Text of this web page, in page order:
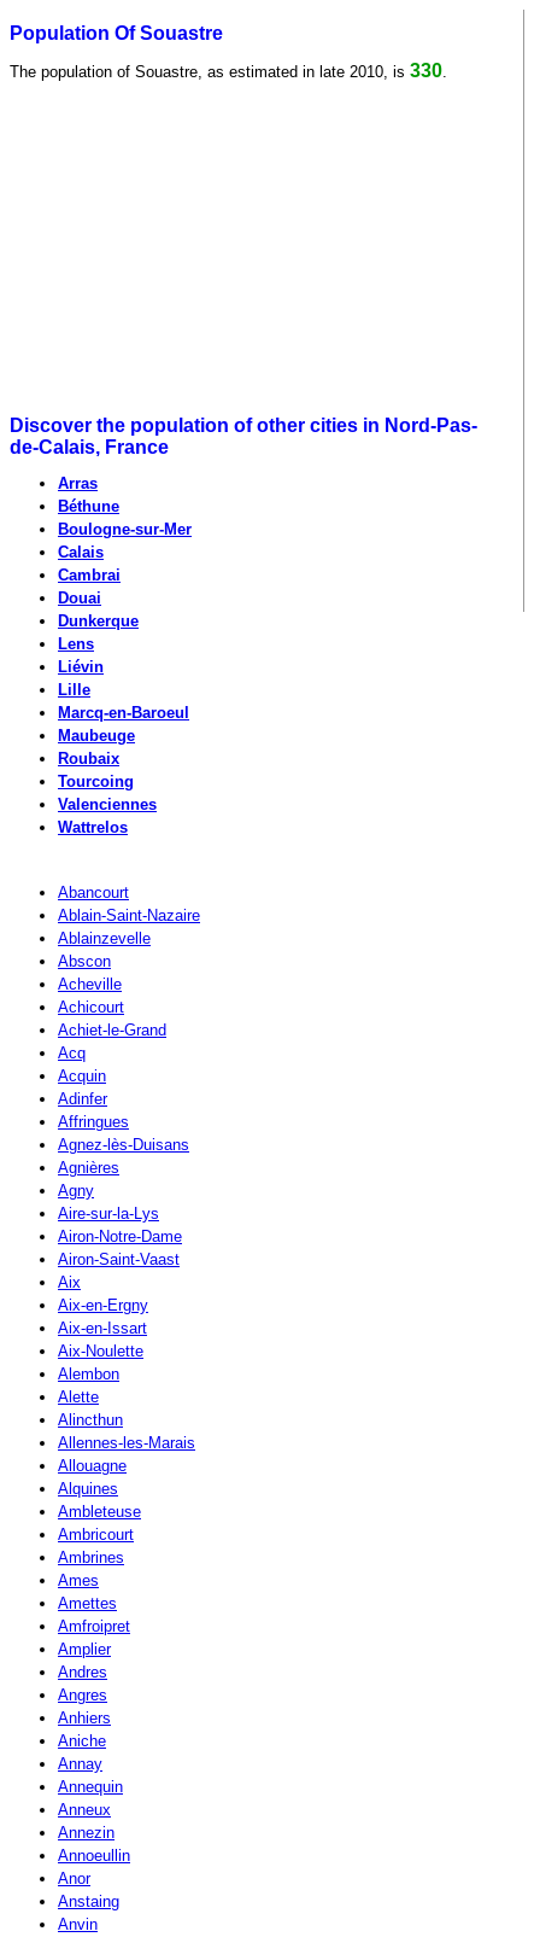
Population Of Souastre
The population of Souastre, as estimated in late 2010, is 330
Discover the population of other cities in Nord-Pas-
de-Calais, France
Arras
Béthune
Boulogne-sur-Mer
Calais
Cambrai
Douai
Dunkerque
Lens
Liévin
Lille
Marcq-en-Baroeul
Maubeuge
Roubaix
Tourcoing
Valenciennes
Wattrelos
Abancourt
Ablain-Saint-Nazaire
Ablainzevelle
Abscon
Acheville
Achicourt
Achiet-le-Grand
Acq
Acquin
Adinfer
Affringues
Agnez-lès-Duisans
Agnières
Agny
Aire-sur-la-Lys
Airon-Notre-Dame
Airon-Saint-Vaast
Aix
Aix-en-Ergny
Aix-en-Issart
Aix-Noulette
Alembon
Alette
Alincthun
Allennes-les-Marais
Allouagne
Alquines
Ambleteuse
Ambricourt
Ambrines
Ames
Amettes
Amfroipret
Amplier
Andres
Angres
Anhiers
Aniche
Annay
Annequin
Anneux
Annezin
Annoeullin
Anor
Anstaing
Anvin